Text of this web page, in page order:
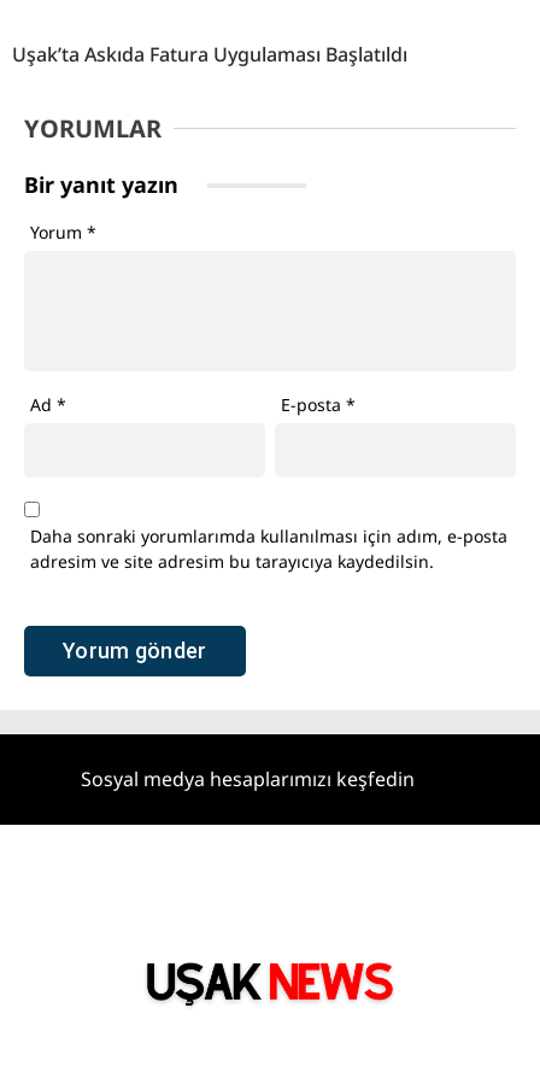
Uşak’ta Askıda Fatura Uygulaması Başlatıldı
YORUMLAR
Bir yanıt yazın
Yorum *
Ad * E-posta*
Daha sonraki yorumlarımda kullanılması için adım, e-posta
adresim ve site adresim bu tarayıcıya kaydedilsin.
Sosyal medya hesaplarımızı keşfedin